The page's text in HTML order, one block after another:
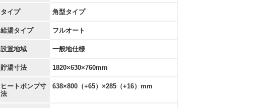
タイプ 角型タイプ
給湯タイプ フルオート
設置地域 一般地仕様
貯湯寸法 1820×630×760mm
ヒートポンプ寸
法
638×800（+65）×285（+16）mm